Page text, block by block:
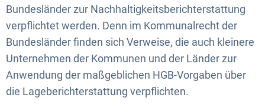
Bundesländer zur Nachhaltigkeitsberichterstattung
verpflichtet werden. Denn im Kommunalrecht der
Bundesländer finden sich Verweise, die auch kleinere
Unternehmen der Kommunen und der Länder zur
Anwendung der maßgeblichen HGB-Vorgaben über
die Lageberichterstattung verpflichten.